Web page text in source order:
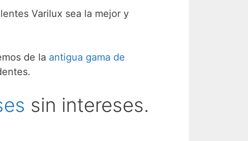
Varilux sea la mejor y
de la antigua gama de
sin intereses.